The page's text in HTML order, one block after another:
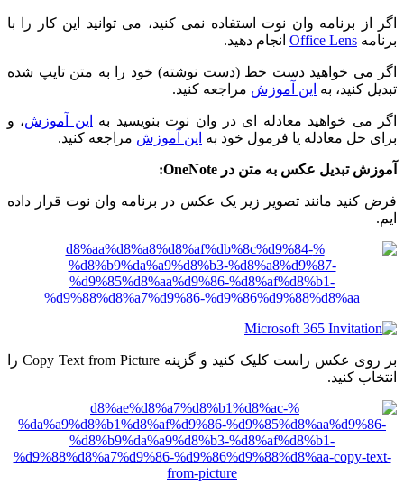
اگر از برنامه وان نوت استفاده نمی کنید، می توانید این کار را با
برنامه Office Lens انجام دهید.
اگر می خواهید دست خط (دست نوشته) خود را به متن تایپ شده
تبدیل کنید، به این آموزش مراجعه کنید.
اگر می خواهید معادله ای در وان نوت بنویسید به این آموزش، و
برای حل معادله یا فرمول خود به این آموزش مراجعه کنید.
آموزش تبدیل عکس به متن در OneNote:
فرض کنید مانند تصویر زیر یک عکس در برنامه وان نوت قرار داده
ایم.
بر روی عکس راست کلیک کنید و گزینه Copy Text from Picture را
انتخاب کنید.